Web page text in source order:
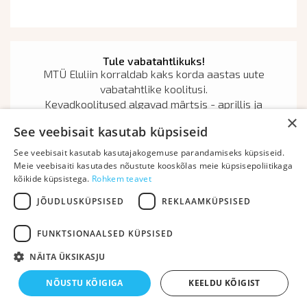
Tule vabatahtlikuks!
MTÜ Eluliin korraldab kaks korda aastas uute
vabatahtlike koolitusi.
Kevadkoolitused algavad märtsis - aprillis ja
Oma soovist osaleda vabatahtlike tegevuses või tulla
koolitusele
võib märku anda aasta läbi saates oma soovi e-posti
aadressilvabatahtlik@eluliin.ee
Kontakt Annetused ja toetused
Copyright © 2025. All rights reserved
×
See veebisait kasutab küpsiseid
See veebisait kasutab kasutajakogemuse parandamiseks küpsiseid.
Meie veebisaiti kasutades nõustute kooskõlas meie küpsisepoliitikaga
kõikide küpsistega. Rohkem teavet
JÕUDLUSKÜPSISED
REKLAAMKÜPSISED
FUNKTSIONAALSED KÜPSISED
NÄITA ÜKSIKASJU
NÕUSTU KÕIGIGA KEELDU KÕIGIST